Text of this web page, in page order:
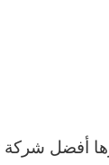
أفضل